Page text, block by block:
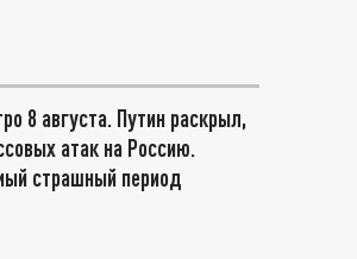
8 августа. Путин раскрыл,
атак на Россию.
страшный период